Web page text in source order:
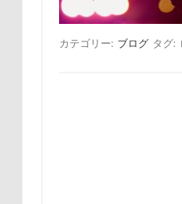
カテゴリー: ブログ タグ: